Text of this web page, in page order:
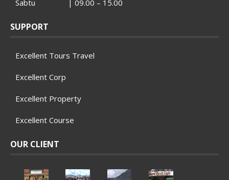
Sabtu | 09.00 – 15.00
SUPPORT
Excellent Tours Travel
Excellent Corp
Excellent Property
Excellent Course
OUR CLIENT